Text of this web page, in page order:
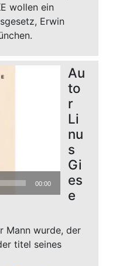
wollen ein
Erwin
00:00
Au
to
r
Li
nu
s
Gi
es
e
Mann wurde, der
titel seines